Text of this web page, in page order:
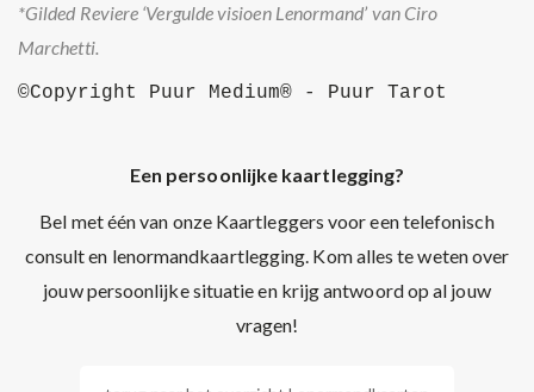
*Gilded Reviere ‘Vergulde visioen Lenormand’ van Ciro
Marchetti.
©Copyright Puur Medium® - Puur Tarot
Een persoonlijke kaartlegging?
Bel met één van onze Kaartleggers voor een telefonisch
consult en lenormandkaartlegging. Kom alles te weten over
jouw persoonlijke situatie en krijg antwoord op al jouw
vragen!